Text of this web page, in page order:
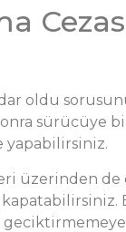
oldu
sürücüye
yapabilirsiniz.
üzerinden